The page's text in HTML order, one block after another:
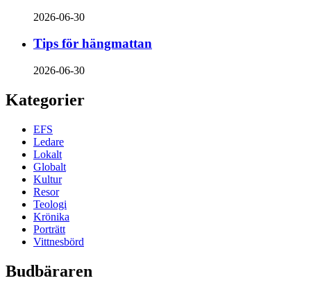
2026-06-30
Tips för hängmattan
2026-06-30
Kategorier
EFS
Ledare
Lokalt
Globalt
Kultur
Resor
Teologi
Krönika
Porträtt
Vittnesbörd
Budbäraren